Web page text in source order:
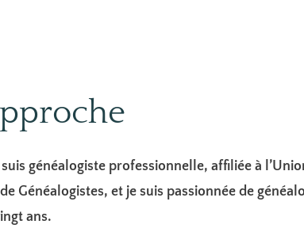
suis généalogiste professionnelle, affiliée à
Généalogistes, et je suis passionnée de
ans.